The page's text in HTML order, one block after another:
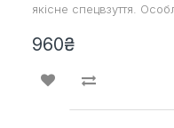
якісне спецвзуття.
960₴